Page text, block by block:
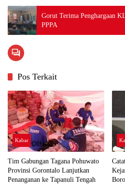
Gorut Terima Penghargaan
PPPA
Pos Terkait
Kabar
Tim Gabungan Tagana Pohuwato
Provinsi Gorontalo Lanjutkan
Penanganan ke Tapanuli Tengah